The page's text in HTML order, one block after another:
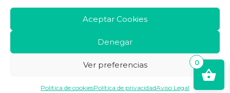
Aceptar Cookies
Denegar
Ver preferencias
Política de cookiesPolítica de privacidadAviso Legal
Lun. a Vie.:
18:00h
0